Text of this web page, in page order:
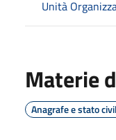
Unità
Materie
Anagrafe e stato